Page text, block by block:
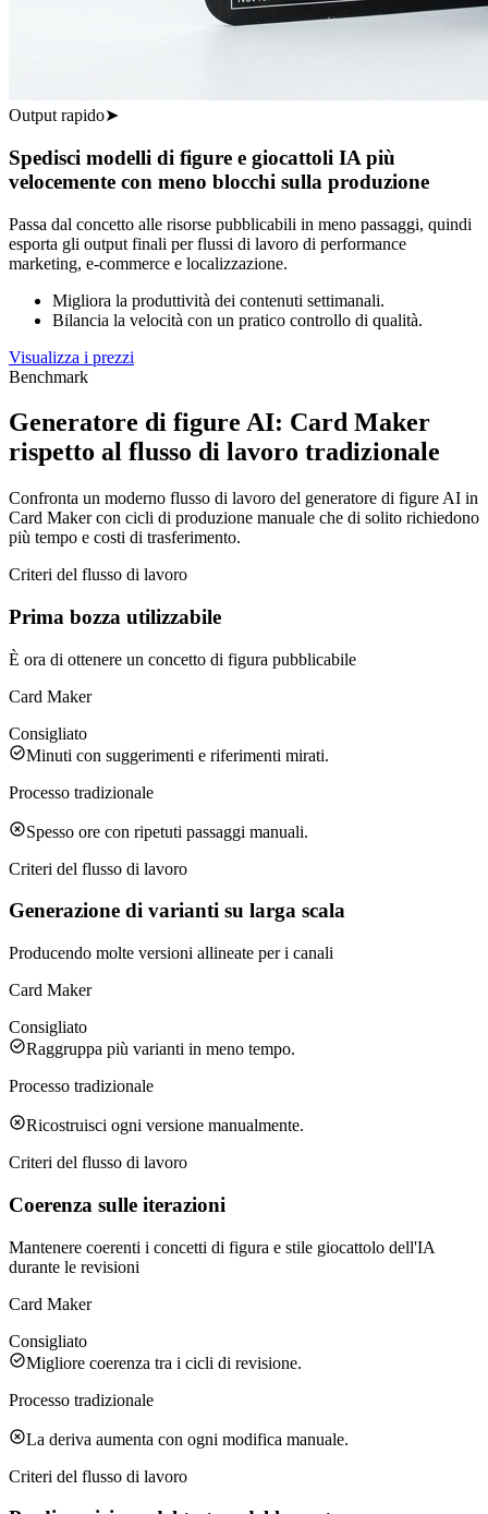
Output rapido➤
Spedisci modelli di figure e giocattoli IA più
velocemente con meno blocchi sulla produzione
Passa dal concetto alle risorse pubblicabili in meno passaggi, quindi
esporta gli output finali per flussi di lavoro di performance
marketing, e-commerce e localizzazione.
Migliora la produttività dei contenuti settimanali.
Bilancia la velocità con un pratico controllo di qualità.
Visualizza i prezzi
Benchmark
Generatore di figure AI: Card Maker
rispetto al flusso di lavoro tradizionale
Confronta un moderno flusso di lavoro del generatore di figure AI in
Card Maker con cicli di produzione manuale che di solito richiedono
più tempo e costi di trasferimento.
Criteri del flusso di lavoro
Prima bozza utilizzabile
È ora di ottenere un concetto di figura pubblicabile
Card Maker
Consigliato
Minuti con suggerimenti e riferimenti mirati.
Processo tradizionale
Spesso ore con ripetuti passaggi manuali.
Criteri del flusso di lavoro
Generazione di varianti su larga scala
Producendo molte versioni allineate per i canali
Card Maker
Consigliato
Raggruppa più varianti in meno tempo.
Processo tradizionale
Ricostruisci ogni versione manualmente.
Criteri del flusso di lavoro
Coerenza sulle iterazioni
Mantenere coerenti i concetti di figura e stile giocattolo dell'IA
durante le revisioni
Card Maker
Consigliato
Migliore coerenza tra i cicli di revisione.
Processo tradizionale
La deriva aumenta con ogni modifica manuale.
Criteri del flusso di lavoro